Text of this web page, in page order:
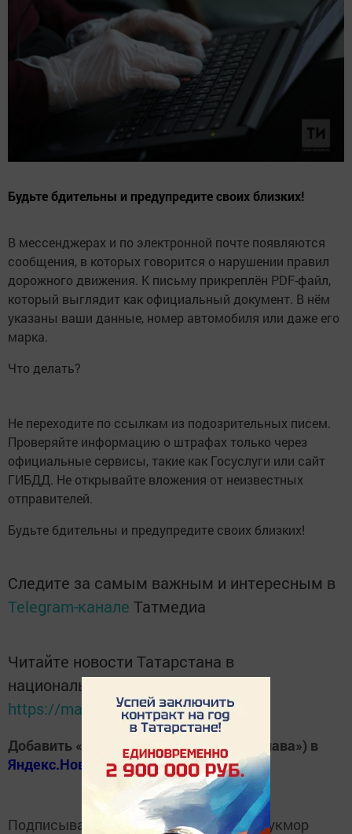
Будьте бдительны и предупредите своих близких!
В мессенджерах и по электронной почте появляются
сообщения, в которых говорится о нарушении правил
дорожного движения. К письму прикреплён PDF-файл,
который выглядит как официальный документ. В нём
указаны ваши данные, номер автомобиля или даже его
марка.
Что делать?
Не переходите по ссылкам из подозрительных писем.
Проверяйте информацию о штрафах только через
официальные сервисы, такие как Госуслуги или сайт
ГИБДД. Не открывайте вложения от неизвестных
отправителей.
Будьте бдительны и предупредите своих близких!
Следите за самым важным и интересным в
Telegram-канале Татмедиа
Читайте новости Татарстана в
национальном мессенджере MАХ:
https://max.ru/tatmedia
Добавить «Хезмэт даны» («Трудовая слава») в
Яндекс.Новости
Подписывайтесь на Telegram-канал«Кукмор